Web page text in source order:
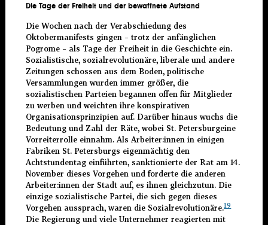
Die Tage der Freiheit und der bewaffnete Aufstand
Die Wochen nach der Verabschiedung des
Oktobermanifests gingen – trotz der anfänglichen
Pogrome – als Tage der Freiheit in die Geschichte ein.
Sozialistische, sozialrevolutionäre, liberale und andere
Zeitungen schossen aus dem Boden, politische
Versammlungen wurden immer größer, die
sozialistischen Parteien begannen offen für Mitglieder
zu werben und weichten ihre konspirativen
Organisationsprinzipien auf. Darüber hinaus wuchs die
Bedeutung und Zahl der Räte, wobei St. Petersburgeine
Vorreiterrolle einnahm. Als Arbeiter:innen in einigen
Fabriken St. Petersburgs eigenmächtig den
Achtstundentag einführten, sanktionierte der Rat am 14.
November dieses Vorgehen und forderte die anderen
Arbeiter:innen der Stadt auf, es ihnen gleichzutun. Die
einzige sozialistische Partei, die sich gegen dieses
Vorgehen aussprach, waren die Sozialrevolutionäre.19
Die Regierung und viele Unternehmer reagierten mit